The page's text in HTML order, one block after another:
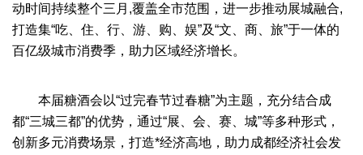
动时间持续整个三月,覆盖全市范围，进一步推动展城融合,
打造集“吃、住、行、游、购、娱”及“文、商、旅”于一体的
百亿级城市消费季，助力区域经济增长。
本届糖酒会以“过完春节过春糖”为主题，充分结合成
都“三城三都”的优势，通过“展、会、赛、城”等多种形式，
创新多元消费场景，打造*经济高地，助力成都经济社会发